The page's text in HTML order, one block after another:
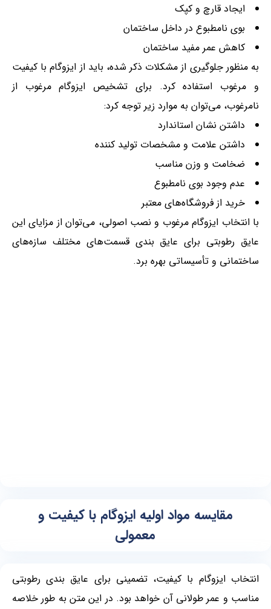
ایجاد قارچ و کپک
بوی نامطبوع در داخل ساختمان
کاهش عمر مفید ساختمان
به منظور جلوگیری از مشکلات ذکر شده، باید از ایزوگام با کیفیت
و مرغوب استفاده کرد. برای تشخیص ایزوگام مرغوب از
نامرغوب، می‌توان به موارد زیر توجه کرد:
داشتن نشان استاندارد
داشتن علامت و مشخصات تولید کننده
ضخامت و وزن مناسب
عدم وجود بوی نامطبوع
خرید از فروشگاه‌های معتبر
با انتخاب ایزوگام مرغوب و نصب اصولی، می‌توان از مزایای این
عایق رطوبتی برای عایق بندی قسمت‌های مختلف سازه‌های
ساختمانی و تأسیساتی بهره برد.
مقایسه مواد اولیه ایزوگام با کیفیت و
معمولی
انتخاب ایزوگام با کیفیت، تضمینی برای عایق بندی رطوبتی
مناسب و عمر طولانی آن خواهد بود. در این متن به طور خلاصه